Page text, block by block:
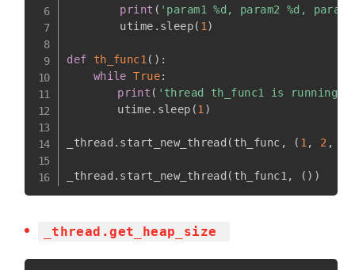
print ( 'param1 %d, param2 %d,
        utime
. sleep( 1 )
def th_func1 ( ) :
while True:
print ( 'thread th_func1 is running'
    	utime
. sleep (1 )
_thread . start_new_thread ( th_func , ( 1 , 2 ,
_thread . start_new_thread ( th_func1 , ( ) )
_thread.get_heap_size